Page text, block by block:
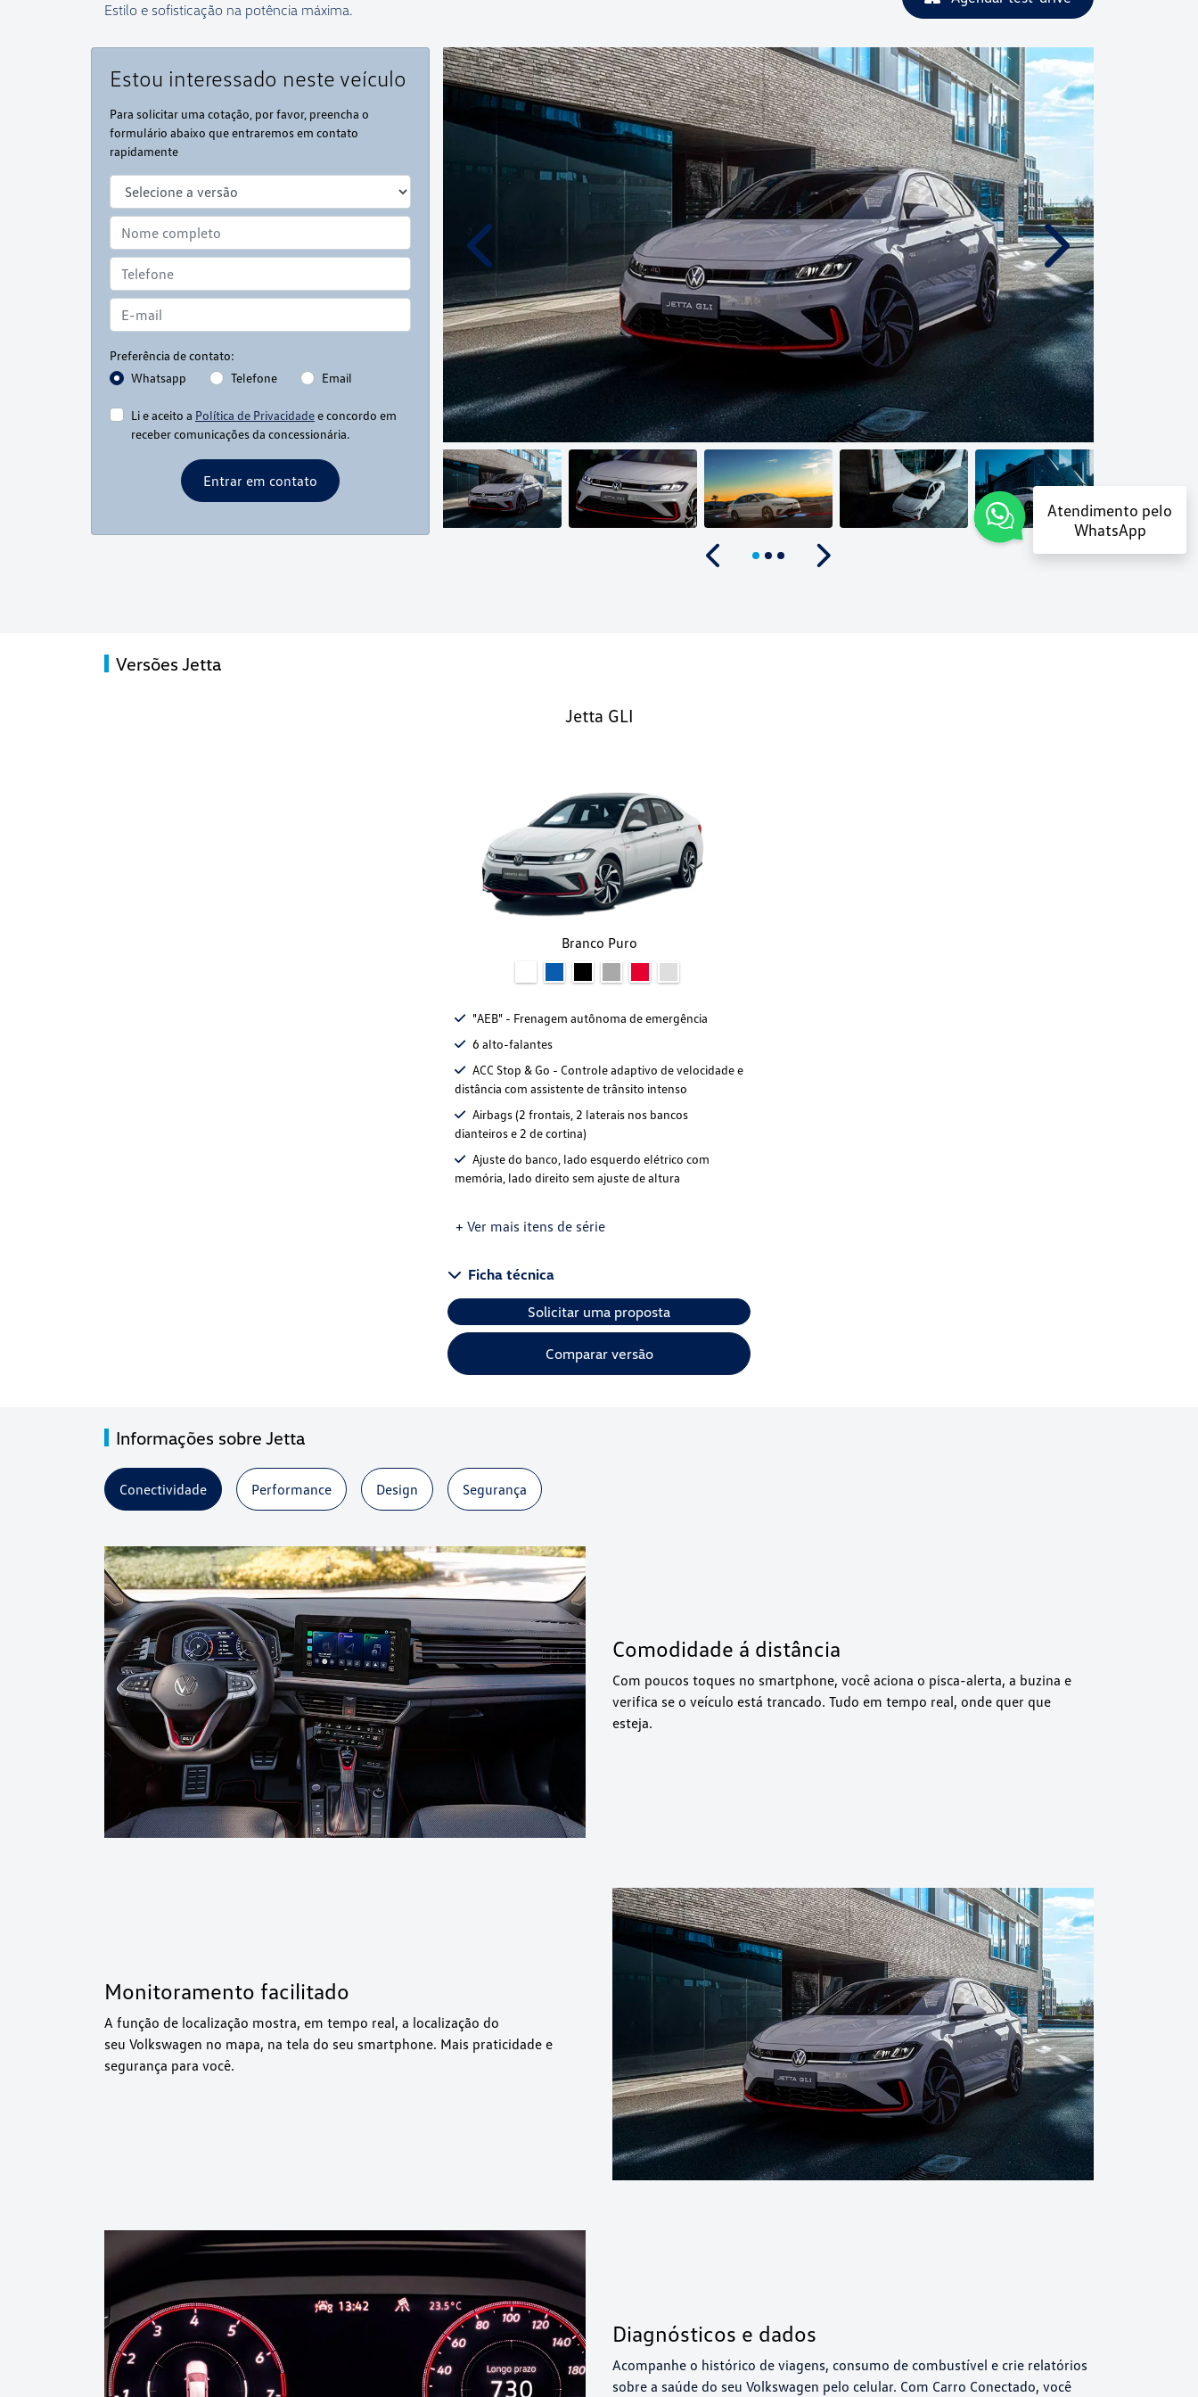
Estilo e sofisticação na potência máxima.
Estou interessado neste veículo
Para solicitar uma cotação, por favor, preencha o
formulário abaixo que entraremos em contato
rapidamente
Preferência de contato:
Whatsapp
Telefone Email
Li e aceito a Política de Privacidadee concordo em
receber comunicações da concessionária.
Entrar em contato
Anterior Próximo
Anterior Próximo
Versões Jetta
Jetta GLI
Branco Puro
"AEB" - Frenagem autônoma de emergência
6 alto-falantes
ACC Stop & Go - Controle adaptivo de velocidade e
distância com assistente de trânsito intenso
Airbags (2 frontais, 2 laterais nos bancos
dianteiros e 2 de cortina)
Ajuste do banco, lado esquerdo elétrico com
memória, lado direito sem ajuste de altura
+ Ver mais itens de série
Ficha técnica
Solicitar uma proposta
Comparar versão
Informações sobre Jetta
Conectividade Performance Design Segurança
Comodidade á distância
Com poucos toques no smartphone, você aciona o pisca-alerta, a buzina e
verifica se o veículo está trancado. Tudo em tempo real, onde quer que
esteja.
Monitoramento facilitado
A função de localização mostra, em tempo real, a localização do
seu Volkswagen no mapa, na tela do seu smartphone. Mais praticidade e
segurança para você.
Diagnósticos e dados
Acompanhe o histórico de viagens, consumo de combustível e crie relatórios
sobre a saúde do seu Volkswagen pelo celular. Com Carro Conectado, você
Atendimento pelo
WhatsApp